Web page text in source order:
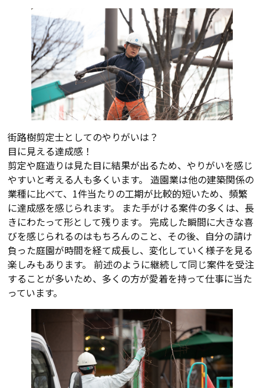
街路樹剪定士としてのやりがいは？
目に見える達成感！
剪定や庭造りは見た目に結果が出るため、やりがいを感じ
やすいと考える人も多くいます。 造園業は他の建築関係の
業種に比べて、1件当たりの工期が比較的短いため、頻繁
に達成感を感じられます。 また手がける案件の多くは、長
きにわたって形として残ります。 完成した瞬間に大きな喜
びを感じられるのはもちろんのこと、その後、自分の請け
負った庭園が時間を経て成長し、変化していく様子を見る
楽しみもあります。 前述のように継続して同じ案件を受注
することが多いため、多くの方が愛着を持って仕事に当た
っています。